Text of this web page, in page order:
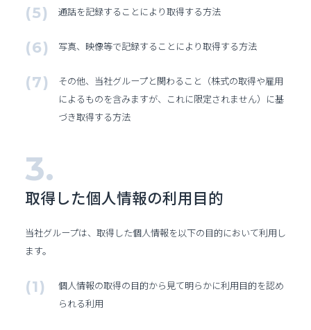
通話を記録することにより取得する方法
写真、映像等で記録することにより取得する方法
その他、当社グループと関わること（株式の取得や雇用
によるものを含みますが、これに限定されません）に基
づき取得する方法
取得した個人情報の利用目的
当社グループは、取得した個人情報を以下の目的において利用し
ます。
個人情報の取得の目的から見て明らかに利用目的を認め
られる利用